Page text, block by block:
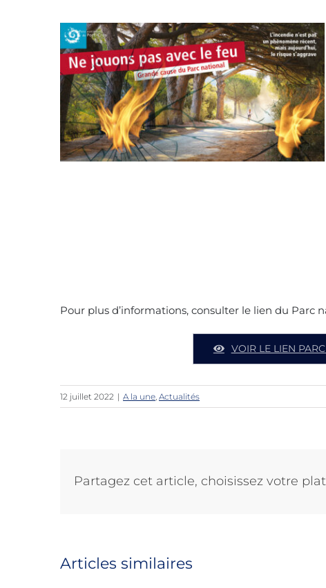
Pour plus d’informations, consulter le lien du Parc
VOIR LE LIEN
12 juillet 2022 | A la une Actualités
Partagez cet article, choisissez votre
Articles similaires